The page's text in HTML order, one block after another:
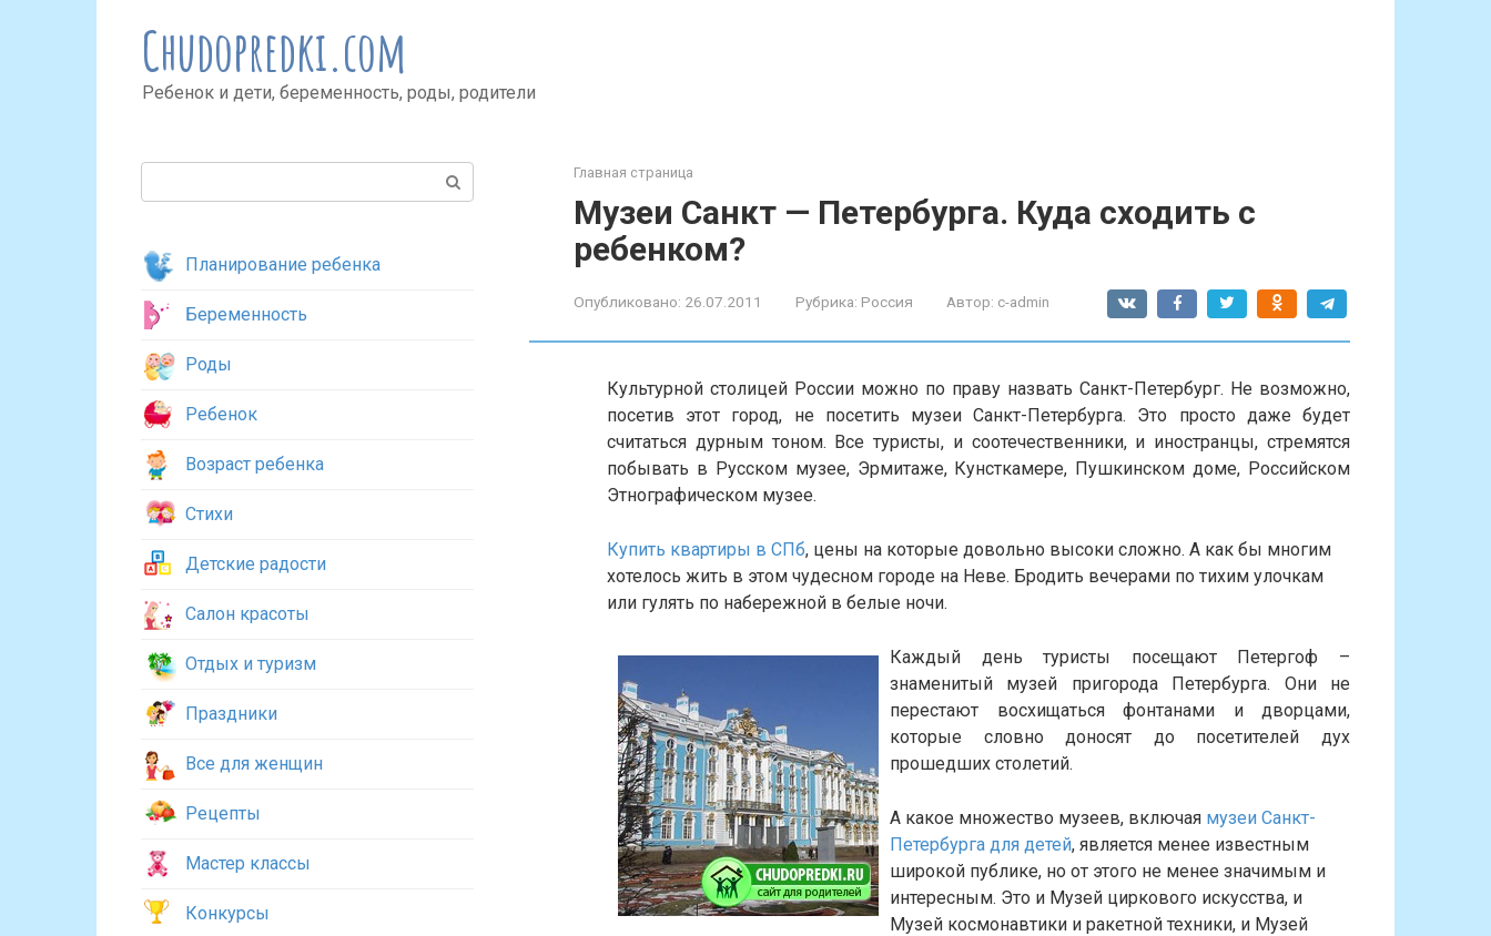
Chudopredki.com
Ребенок и дети, беременность, роды, родители
Главная страница
Музеи Санкт — Петербурга. Куда сходить с
ребенком?
Опубликовано: 26.07.2011 Рубрика: Россия Автор: c-admin
Культурной столицей России можно по праву назвать Санкт-Петербург. Не возможно,
посетив этот город, не посетить музеи Санкт-Петербурга. Это просто даже будет
считаться дурным тоном. Все туристы, и соотечественники, и иностранцы, стремятся
побывать в Русском музее, Эрмитаже, Кунсткамере, Пушкинском доме, Российском
Этнографическом музее.
Купить квартиры в СПб, цены на которые довольно высоки сложно. А как бы многим
хотелось жить в этом чудесном городе на Неве. Бродить вечерами по тихим улочкам
или гулять по набережной в белые ночи.
Каждый день туристы посещают Петергоф –
знаменитый музей пригорода Петербурга. Они не
перестают восхищаться фонтанами и дворцами,
которые словно доносят до посетителей дух
прошедших столетий.
А какое множество музеев, включая музеи Санкт-
Петербурга для детей, является менее известным
широкой публике, но от этого не менее значимым и
интересным. Это и Музей циркового искусства, и
Музей космонавтики и ракетной техники, и Музей
Планирование ребенка
Беременность
Роды
Ребенок
Возраст ребенка
Стихи
Детские радости
Салон красоты
Отдых и туризм
Праздники
Все для женщин
Рецепты
Мастер классы
Конкурсы